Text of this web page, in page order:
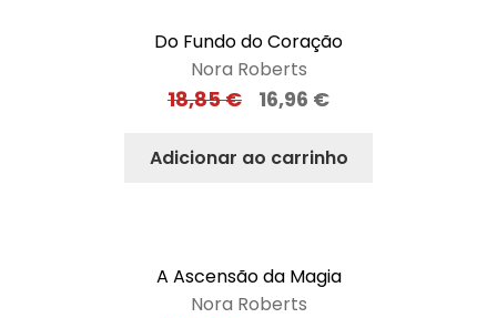
Do Fundo do Coração
Nora Roberts
18,85€ 16,96 €
Adicionar ao carrinho
A Ascensão da Magia
Nora Roberts